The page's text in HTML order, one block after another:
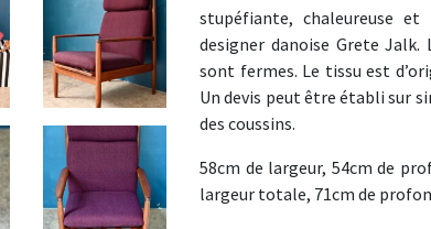
stupéfiante, chaleureuse
designer danoise Grete
sont fermes. Le tissu est
Un devis peut être établi sur
des coussins.
58cm de largeur, 54cm de
largeur totale, 71cm de